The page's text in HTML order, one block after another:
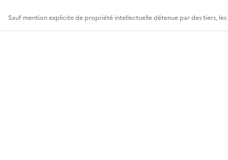
Sauf mention explicite de propriété intellectuelle détenue par des tiers,